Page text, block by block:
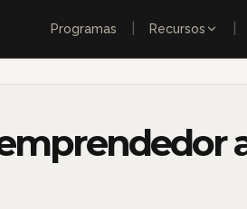
Programas Recursos